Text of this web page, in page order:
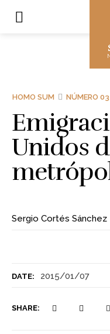
DATE: 2015/01/07
SHARE:
HOMO SUM NÚMERO
Unidos
Sergio Cortés Sánchez